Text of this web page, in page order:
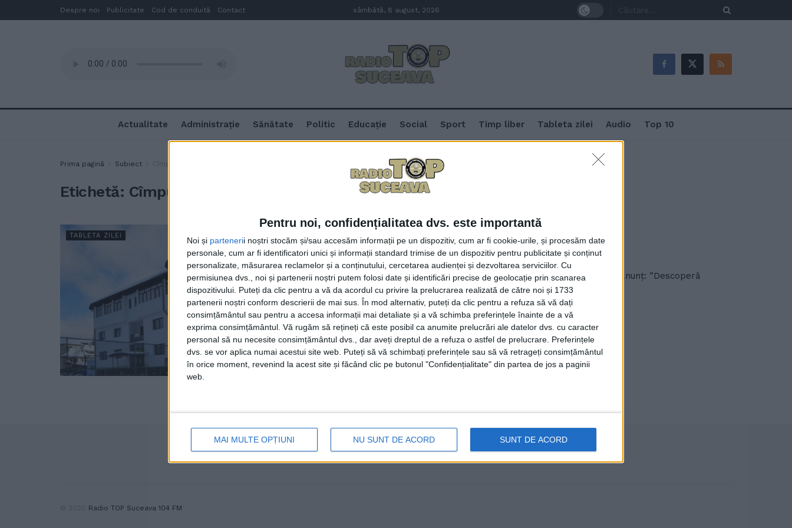
Pentru noi, confidențialitatea dvs. este importantă
Noi și partenerii noștri stocăm și/sau accesăm informații pe un dispozitiv, cum ar fi cookie-urile, și procesăm date
personale, cum ar fi identificatori unici și informații standard trimise de un dispozitiv pentru publicitate și conținut
personalizate, măsurarea reclamelor și a conținutului, cercetarea audienței și dezvoltarea serviciilor. Cu
permisiunea dvs., noi și partenerii noștri putem folosi date și identificări precise de geolocație prin scanarea
dispozitivului. Puteți da clic pentru a vă da acordul cu privire la prelucrarea realizată de către noi și 1733
partenerii noștri conform descrierii de mai sus. În mod alternativ, puteți da clic pentru a refuza să vă dați
consimțământul sau pentru a accesa informații mai detaliate și a vă schimba preferințele înainte de a vă
exprima consimțământul. Vă rugăm să rețineți că este posibil ca anumite prelucrări ale datelor dvs. cu caracter
personal să nu necesite consimțământul dvs., dar aveți dreptul de a refuza o astfel de prelucrare. Preferințele
dvs. se vor aplica numai acestui site web. Puteți să vă schimbați preferințele sau să vă retrageți consimțământul
în orice moment, revenind la acest site și făcând clic pe butonul "Confidențialitate" din partea de jos a paginii
web.
MAI MULTE OPȚIUNI NU SUNT DE ACORD SUNT DE ACORD
Despre noi Publicitate Cod de conduită Contact sâmbătă, 8 august, 2026
Actualitate Administrație Sănătate Politic Educație Social Sport Timp liber Tableta zilei Audio Top 10
Prima pagină Subiect Cîmpulung fotbal
Etichetă: Cîmpulung fotbal
TABLETA ZILEI Cîmpulungul speră să fie iarăși ce-a fost
29 IANUARIE, 2024
Clubul Sportiv Municipal ”Rarăul” din Cîmpulung Moldovenesc are următorul anunț: ”Descoperă
confortul și farmecul montan la Vila Stadion în inima ...
Radio TOP Suceava 104 FM